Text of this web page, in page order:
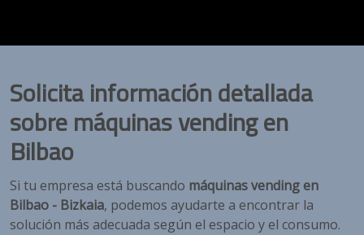
Solicita información detallada
sobre máquinas vending en
Bilbao
Si tu empresa está buscando máquinas vending en
Bilbao - Bizkaia, podemos ayudarte a encontrar la
solución más adecuada según el espacio y el consumo.